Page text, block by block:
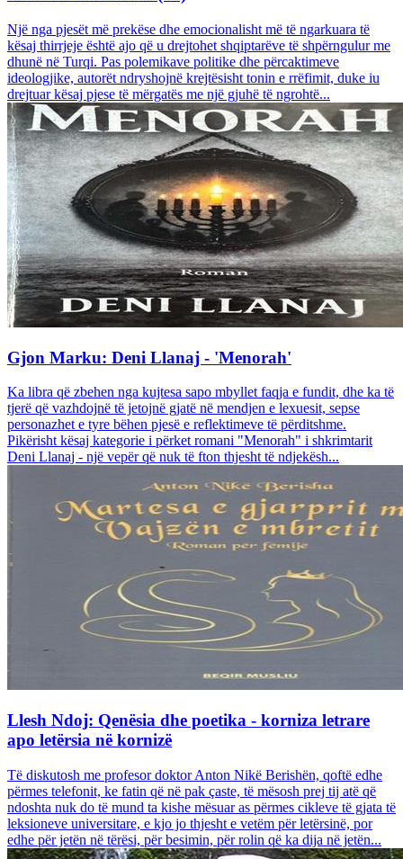
Një nga pjesët më prekëse dhe emocionalisht më të ngarkuara të
kësaj thirrjeje është ajo që u drejtohet shqiptarëve të shpërngulur me
dhunë në Turqi. Pas polemikave politike dhe përcaktimeve
ideologjike, autorët ndryshojnë krejtësisht tonin e rrëfimit, duke iu
drejtuar kësaj pjese të mërgatës me një gjuhë të ngrohtë...
Gjon Marku: Deni Llanaj - 'Menorah'
Ka libra që zbehen nga kujtesa sapo mbyllet faqja e fundit, dhe ka të
tjerë që vazhdojnë të jetojnë gjatë në mendjen e lexuesit, sepse
personazhet e tyre bëhen pjesë e reflektimeve të përditshme.
Pikërisht kësaj kategorie i përket romani "Menorah" i shkrimtarit
Deni Llanaj - një vepër që nuk të fton thjesht të ndjekësh...
Llesh Ndoj: Qenësia dhe poetika - korniza letrare
apo letërsia në kornizë
Të diskutosh me profesor doktor Anton Nikë Berishën, qoftë edhe
përmes telefonit, ke fatin që në pak çaste, të mësosh prej tij atë që
ndoshta nuk do të mund ta kishe mësuar as përmes cikleve të gjata të
leksioneve universitare, e kjo jo thjesht e vetëm për letërsinë, por
edhe për jetën në tërësi, për besimin, për rolin që ka dija në jetën...